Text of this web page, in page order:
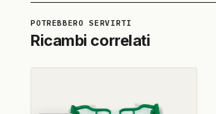
Ricambi correlati